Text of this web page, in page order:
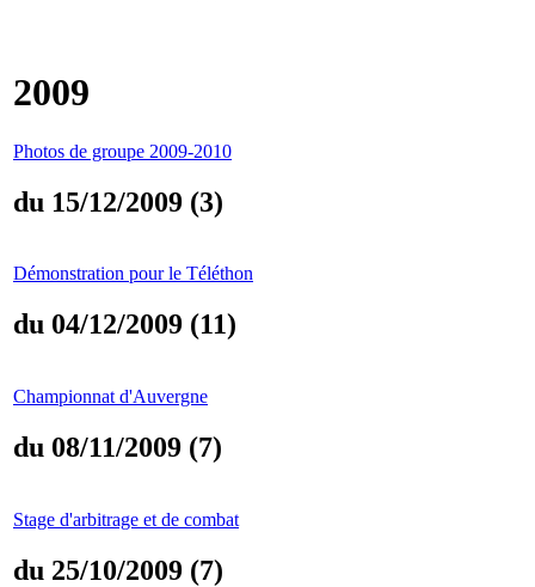
2009
Photos de groupe 2009-2010
du 15/12/2009 (3)
Démonstration pour le Téléthon
du 04/12/2009 (11)
Championnat d'Auvergne
du 08/11/2009 (7)
Stage d'arbitrage et de combat
du 25/10/2009 (7)